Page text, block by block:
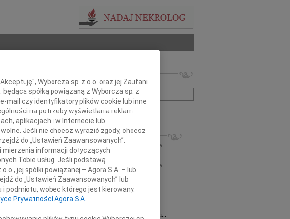
Imię i nazwisko lub numer ogłoszenia:
+ szukanie zaawansowane
INNE NEKROLOGI
Grzegorz Lipowski06.08.2026
Częstochowa
Z żalem przyjęliśmy wiadomość o śmierci...
Grzegorz Lipowski 05.08.2026
Częstochowa
Z żalem przyjęliśmy wiadomość o śmierci...
22.06.2026
Częstochowa
Wyrazy głębokiego współczucia oraz...
15.06.2026
Pani Joannie Jędrzejowskiej-Prokop radczyni...
Wyborcza sp. z o.o. oraz jej Zaufani
spółką powiązaną z Wyborcza sp. z
mail czy identyfikatory plików cookie lub inne
na potrzeby wyświetlania reklam
aplikacjach i w Internecie lub
Jeśli nie chcesz wyrazić zgody, chcesz
do „Ustawień Zaawansowanych”.
mierzenia informacji dotyczących
Tobie usług. Jeśli podstawą
jej spółki powiązanej – Agora S.A. – lub
do „Ustawień Zaawansowanych” lub
podmiotu, wobec którego jest kierowany.
Prywatności Agora S.A.